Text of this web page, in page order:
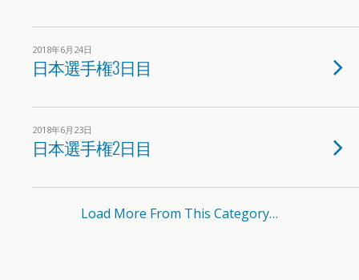
2018年6月24日
日本選手権3日目
2018年6月23日
日本選手権2日目
Load More From This Category…